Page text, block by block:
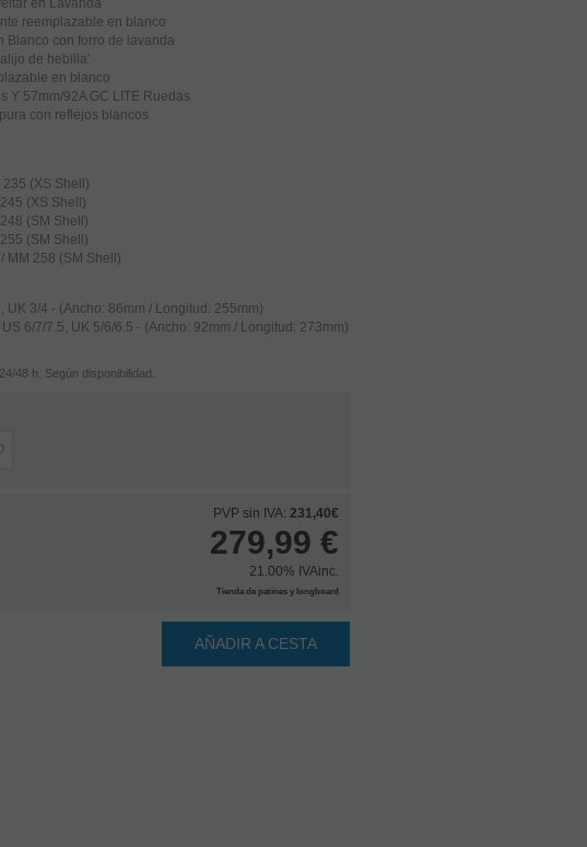
en Lavanda
reemplazable en blanco
Blanco con forro de lavanda
de hebilla'
en blanco
Y 57mm/92A GC LITE Ruedas
con reflejos blancos
235 (XS Shell)
(XS Shell)
(SM Shell)
(SM Shell)
MM 258 (SM Shell)
UK 3/4 - (Ancho: 86mm / Longitud: 255mm)
6/7/7.5, UK 5/6/6.5 - (Ancho: 92mm / Longitud: 273mm)
48 h. Según disponibilidad.
PVP sin IVA: 231,40€
279,99 €
21.00% IVAinc.
Tienda de patines y longboard
AÑADIR A CESTA